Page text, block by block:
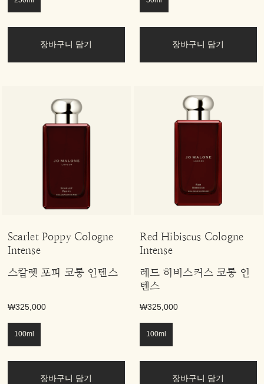
장바구니 담기 장바구니 담기
Scarlet Poppy Cologne
Intense
스칼렛 포피 코롱 인텐스
₩325,000
100ml
장바구니 담기
Red Hibiscus Cologne
Intense
레드 히비스커스 코롱 인
텐스
₩325,000
100ml
장바구니 담기